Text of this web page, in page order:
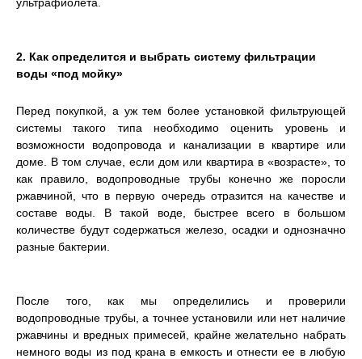
2. Как определится и выбрать систему фильтрации
воды «под мойку»
Перед покупкой, а уж тем более установкой фильтрующей
системы такого типа необходимо оценить уровень и
возможности водопровода и канализации в квартире или
доме. В том случае, если дом или квартира в «возрасте», то
как правило, водопроводные трубы конечно же поросли
ржавчиной, что в первую очередь отразится на качестве и
составе воды. В такой воде, быстрее всего в большом
количестве будут содержаться железо, осадки и однозначно
разные бактерии.
После того, как мы определились и проверили
водопроводные трубы, а точнее установили или нет наличие
ржавчины и вредных примесей, крайне желательно набрать
немного воды из под крана в емкость и отнести ее в любую